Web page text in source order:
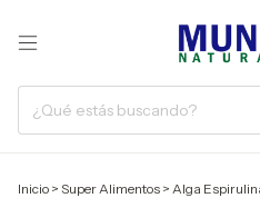
Inicio > Super Alimentos > Alga